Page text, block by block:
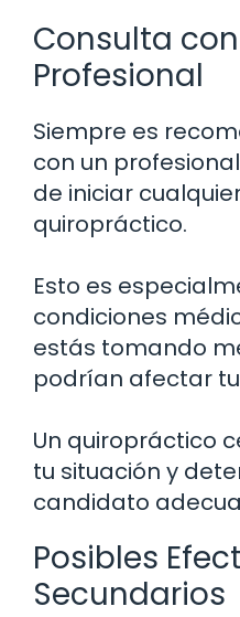
Consulta
Profesional
Siempre es
con un
de iniciar
quiropráctico.
Esto es
condiciones
estás tomando
podrían afectar
Un quiropráctico
tu situación y
candidato
Posibles
Secundarios